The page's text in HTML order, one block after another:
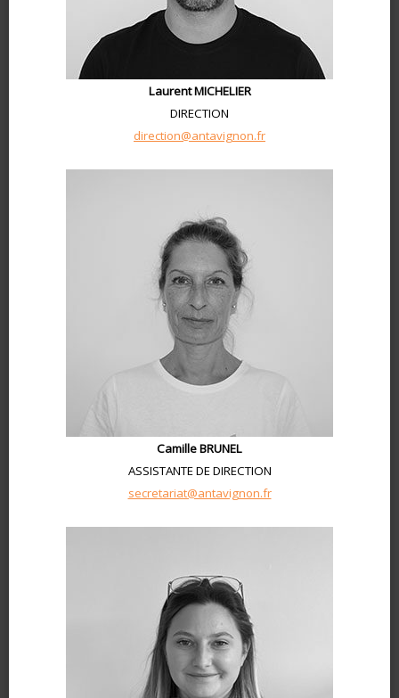
Laurent MICHELIER
DIRECTION
direction@antavignon.fr
Camille BRUNEL
ASSISTANTE DE DIRECTION
secretariat@antavignon.fr